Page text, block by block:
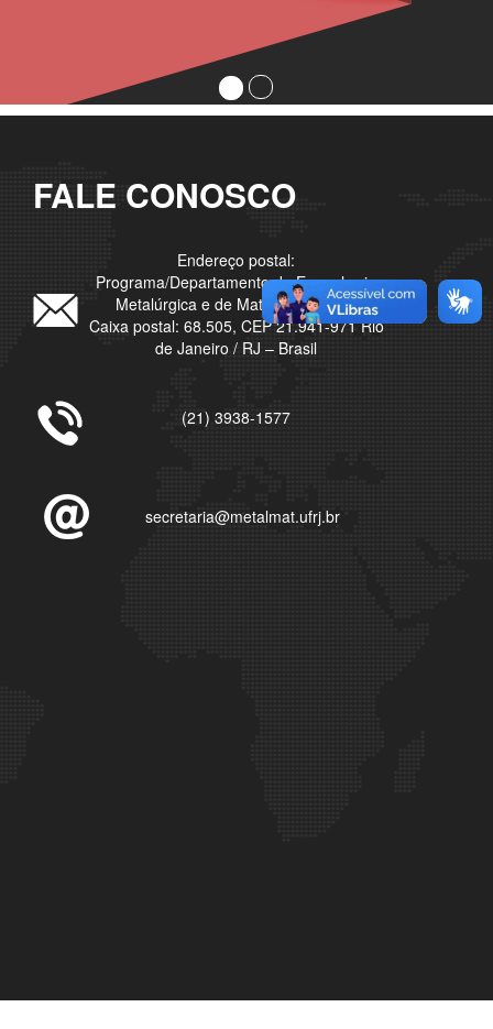
FALE CONOSCO
Endereço postal:
Programa/Departamento de Engenharia
Metalúrgica e de Materiais – UFRJ
Caixa postal: 68.505, CEP 21.941-971 Rio
de Janeiro / RJ – Brasil
(21) 3938-1577
secretaria@metalmat.ufrj.br